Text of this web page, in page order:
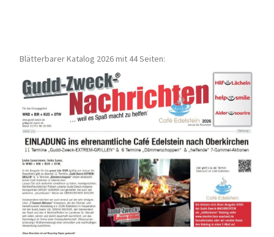
Blätterbarer Katalog 2026 mit 44 Seiten: